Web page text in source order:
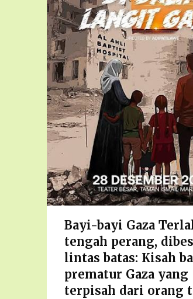
Bayi-bayi Gaza
tengah perang,
lintas batas: Kisah
prematur Gaza yang
terpisah dari orang